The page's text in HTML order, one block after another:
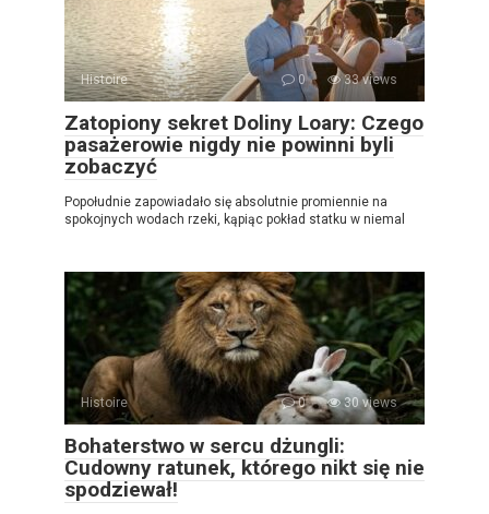
Histoire 0 33 views
Zatopiony sekret Doliny Loary: Czego
pasażerowie nigdy nie powinni byli
zobaczyć
Popołudnie zapowiadało się absolutnie promiennie na
spokojnych wodach rzeki, kąpiąc pokład statku w niemal
Histoire 0 30 views
Bohaterstwo w sercu dżungli:
Cudowny ratunek, którego nikt się nie
spodziewał!